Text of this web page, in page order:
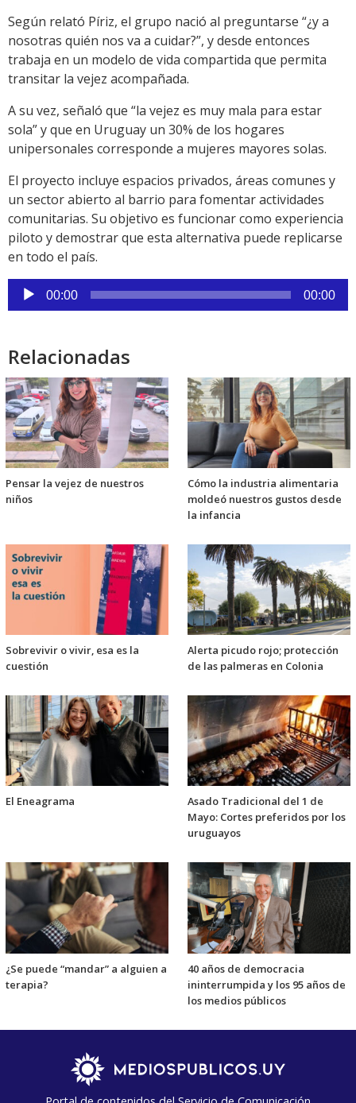
Según relató Píriz, el grupo nació al preguntarse “¿y a
nosotras quién nos va a cuidar?”, y desde entonces
trabaja en un modelo de vida compartida que permita
transitar la vejez acompañada.
A su vez, señaló que “la vejez es muy mala para estar
sola” y que en Uruguay un 30% de los hogares
unipersonales corresponde a mujeres mayores solas.
El proyecto incluye espacios privados, áreas comunes y
un sector abierto al barrio para fomentar actividades
comunitarias. Su objetivo es funcionar como experiencia
piloto y demostrar que esta alternativa puede replicarse
en todo el país.
Reproductor
de
00:00 00:00
Relacionadas
Pensar la vejez de nuestros
niños
Cómo la industria alimentaria
moldeó nuestros gustos desde
la infancia
Sobrevivir o vivir, esa es la
cuestión
Alerta picudo rojo; protección
de las palmeras en Colonia
El Eneagrama
Asado Tradicional del 1 de
Mayo: Cortes preferidos por los
uruguayos
¿Se puede “mandar” a alguien a
terapia?
40 años de democracia
ininterrumpida y los 95 años de
los medios públicos